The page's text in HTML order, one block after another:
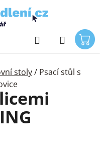
Hledat
stoly/ Psací stůl s